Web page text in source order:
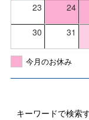
23 24
30 31
今月のお休み